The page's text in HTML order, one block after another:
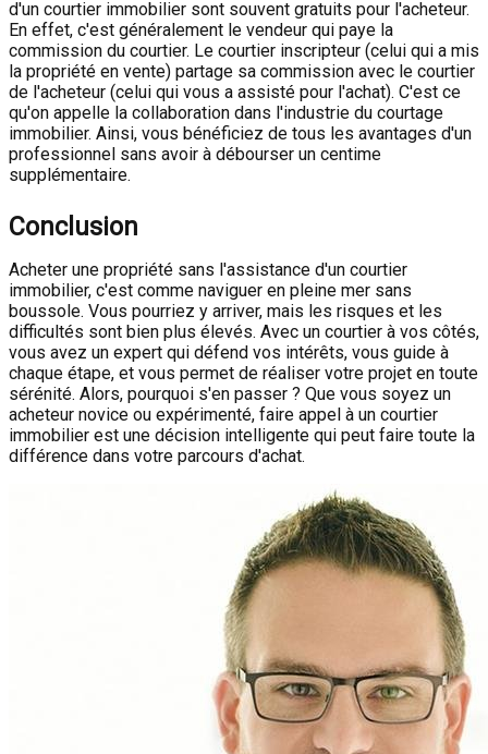
d'un courtier immobilier sont souvent gratuits pour l'acheteur.
En effet, c'est généralement le vendeur qui paye la
commission du courtier. Le courtier inscripteur (celui qui a mis
la propriété en vente) partage sa commission avec le courtier
de l'acheteur (celui qui vous a assisté pour l'achat). C'est ce
qu'on appelle la collaboration dans l'industrie du courtage
immobilier. Ainsi, vous bénéficiez de tous les avantages d'un
professionnel sans avoir à débourser un centime
supplémentaire.
Conclusion
Acheter une propriété sans l'assistance d'un courtier
immobilier, c'est comme naviguer en pleine mer sans
boussole. Vous pourriez y arriver, mais les risques et les
difficultés sont bien plus élevés. Avec un courtier à vos côtés,
vous avez un expert qui défend vos intérêts, vous guide à
chaque étape, et vous permet de réaliser votre projet en toute
sérénité. Alors, pourquoi s'en passer ? Que vous soyez un
acheteur novice ou expérimenté, faire appel à un courtier
immobilier est une décision intelligente qui peut faire toute la
différence dans votre parcours d'achat.